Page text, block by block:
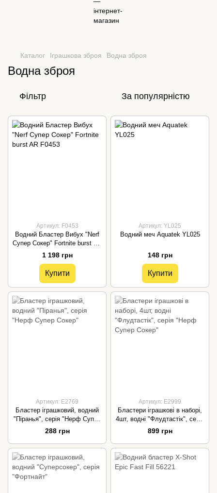
Каталог Іграшкова зброя Водна зброя
Водна зброя
Фільтр За популярністю
Артикул: F0453
Водний Бластер Вибух "Nerf
Супер Сокер" Fortnite burst AR
F0453
1 198 грн
Купити
Артикул: YL025
Водний меч Aquatek YL025
148 грн
Купити
Артикул: E2769
Бластер іграшковий, водний
"Піранья", серія "Нерф Супер
Сокер"
288 грн
Артикул: E2999
Бластери іграшкові в наборі,
4шт, водні "Флудтастік", серія
"Нерф Супер Сокер"
899 грн